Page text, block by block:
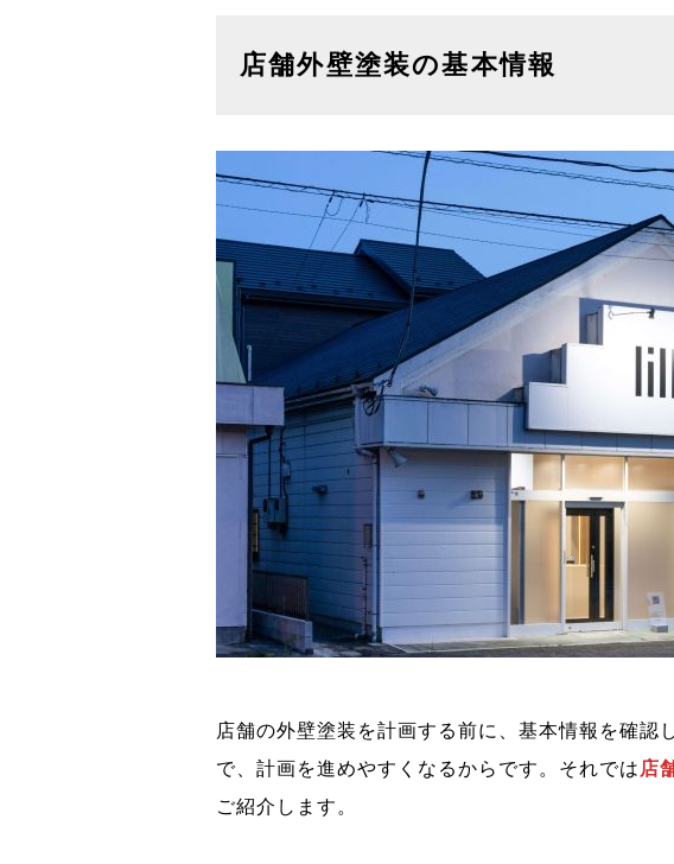
店舗外壁塗装の基本情報
店舗の外壁塗装を計画する前に、基本情報を確認
で、計画を進めやすくなるからです。それでは 店
ご紹介します。